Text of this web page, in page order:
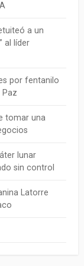
a un
al líder
por fentanilo
Paz
tomar una
lunar
sin control
Latorre